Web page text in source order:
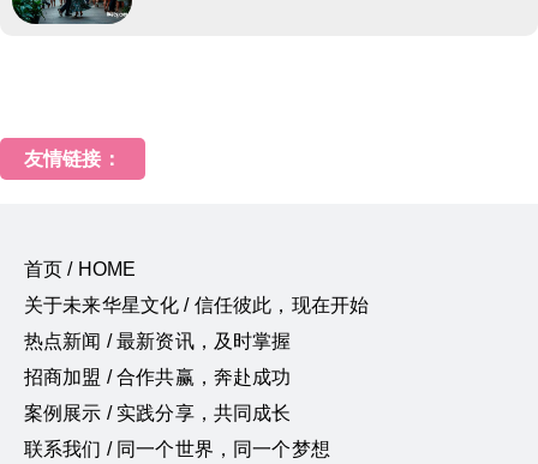
友情链接：
首页 / HOME
关于未来华星文化 / 信任彼此，现在开始
热点新闻 / 最新资讯，及时掌握
招商加盟 / 合作共赢，奔赴成功
案例展示 / 实践分享，共同成长
联系我们 / 同一个世界，同一个梦想